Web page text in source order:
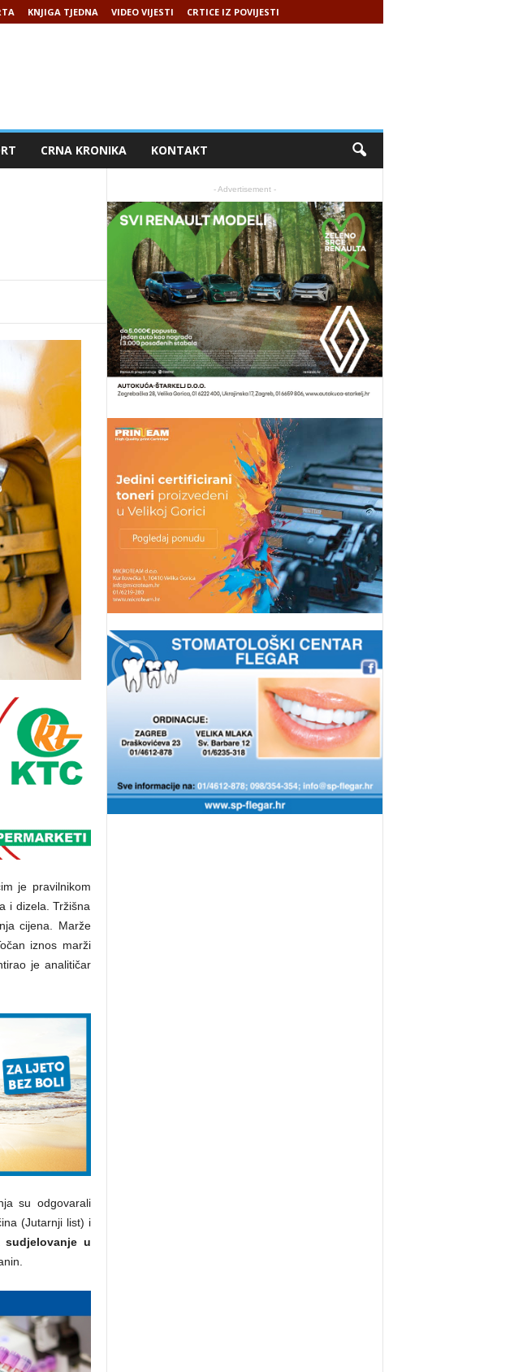
KNJIGA TJEDNA VIDEO VIJESTI CRTICE IZ POVIJESTI
CRNA KRONIKA KONTAKT
je pravilnikom
i dizela. Tržišna
cijena. Marže
iznos marži
je analitičar
su odgovarali
(Jutarnji list) i
sudjelovanje u
- Advertisement -